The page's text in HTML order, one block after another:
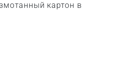
картон в